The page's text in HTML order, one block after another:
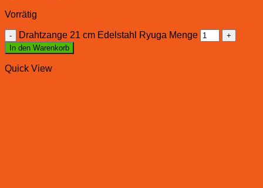
Vorrätig
Drahtzange 21 cm Edelstahl Ryuga Menge
In den Warenkorb
Quick View